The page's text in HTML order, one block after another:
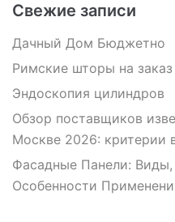
Свежие записи
Дачный Дом Бюджетно
Римские шторы на заказ
Эндоскопия цилиндров
Обзор поставщиков
Москве 2026: критерии
Фасадные Панели:
Особенности